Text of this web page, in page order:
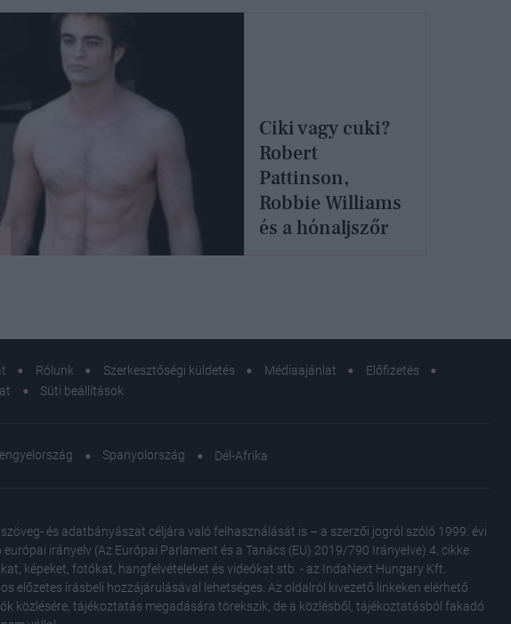
Ciki vagy cuki?
Robert
Pattinson,
Robbie Williams
és a hónaljszőr
Rólunk Szerkesztőségi küldetés Médiaajánlat
Előfizetés
Süti beállítások
Spanyolország Dél-Afrika
és adatbányászat céljára való felhasználását is – a szerzői jogról szóló 1999. évi
irányelv (Az Európai Parlament és a Tanács (EU) 2019/790 Irányelve) 4. cikke
képeket, fotókat, hangfelvételeket és videókat stb. - az IndaNext Hungary Kft.
írásbeli hozzájárulásával lehetséges. Az oldalról kivezető linkeken elérhető
közlésére, tájékoztatás megadására törekszik, de a közlésből, tájékoztatásból fakadó